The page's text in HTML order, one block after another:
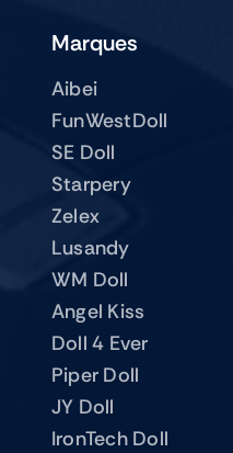
Marques
Aibei
FunWestDoll
SE Doll
Starpery
Zelex
Lusandy
WM Doll
Angel Kiss
Doll 4 Ever
Piper Doll
JY Doll
IronTech Doll